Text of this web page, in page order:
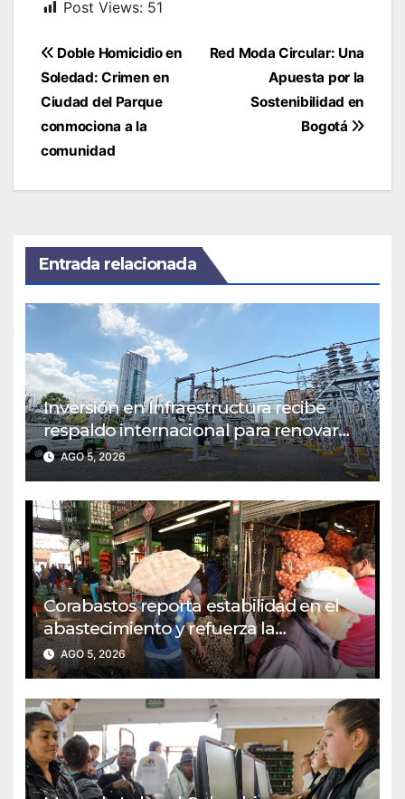
Post Views: 51
Navegación
de
entradas
Red Moda Circular: Una
Apuesta por la
Sostenibilidad en
Bogotá
Doble Homicidio en
Soledad: Crimen en
Ciudad del Parque
conmociona a la
comunidad
Entrada relacionada
Inversión en Infraestructura recibe
respaldo internacional para renovar
redes eléctricas urbanas
AGO 5, 2026
Corabastos reporta estabilidad en el
abastecimiento y refuerza la
Seguridad Alimentaria del país
AGO 5, 2026